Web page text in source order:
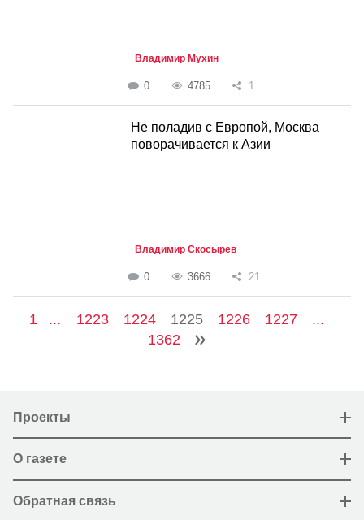
Владимир Мухин
0 4785 1
Не поладив с Европой, Москва
поворачивается к Азии
Владимир Скосырев
0 3666 21
1 ... 1223 1224 1225 1226 1227
...
1362
Проекты
О газете
Обратная связь